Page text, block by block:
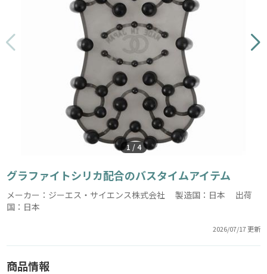
1 /4
グラファイトシリカ配合のバスタイムアイテム
メーカー：ジーエス・サイエンス株式会社 製造国：日本 出荷
国：日本
2026/07/17 更新
商品情報